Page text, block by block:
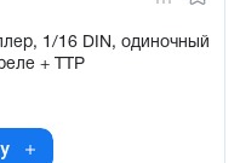
1/16 DIN, одиночный
+ ТТР